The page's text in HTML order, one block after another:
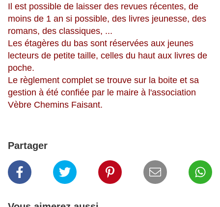
Il est possible de laisser des revues récentes, de
moins de 1 an si possible, des livres jeunesse, des
romans, des classiques, ...
Les étagères du bas sont réservées aux jeunes
lecteurs de petite taille, celles du haut aux livres de
poche.
Le règlement complet se trouve sur la boite et sa
gestion à été confiée par le maire à l'association
Vèbre Chemins Faisant.
Partager